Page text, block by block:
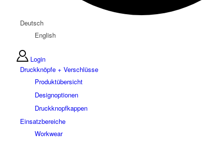
Deutsch
English
Login
Druckknöpfe + Verschlüsse
Produktübersicht
Designoptionen
Druckknopfkappen
Einsatzbereiche
Workwear